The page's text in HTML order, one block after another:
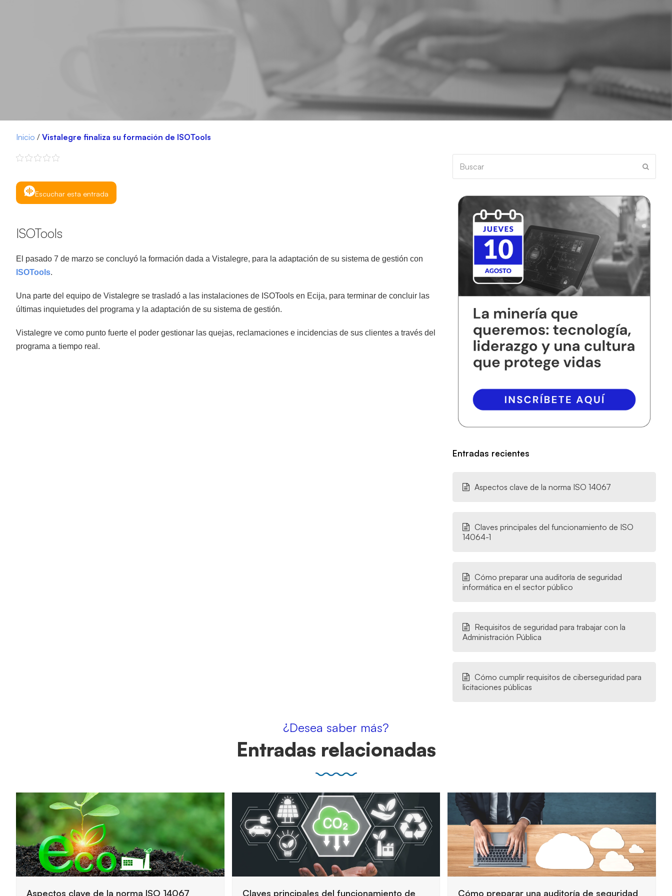
Inicio / Vistalegre finaliza su formación de ISOTools
Escuchar esta entrada
ISOTools
El pasado 7 de marzo se concluyó la formación dada a Vistalegre, para la adaptación de su sistema de gestión con
ISOTools.
Una parte del equipo de Vistalegre se trasladó a las instalaciones de ISOTools en Ecija, para terminar de concluir las
últimas inquietudes del programa y la adaptación de su sistema de gestión.
Vistalegre ve como punto fuerte el poder gestionar las quejas, reclamaciones e incidencias de sus clientes a través del
programa a tiempo real.
Entradas recientes
Aspectos clave de la norma ISO 14067
Claves principales del funcionamiento de ISO
14064-1
Cómo preparar una auditoría de seguridad
informática en el sector público
Requisitos de seguridad para trabajar con la
Administración Pública
Cómo cumplir requisitos de ciberseguridad para
licitaciones públicas
¿Desea saber más?
Entradas relacionadas
Claves principales del funcionamiento de
Cómo preparar una auditoría de seguridad
Requisitos de seguridad para trabajar con la
Administración Pública
29 julio, 2026
Las entidades públicas exigen controles estrictos